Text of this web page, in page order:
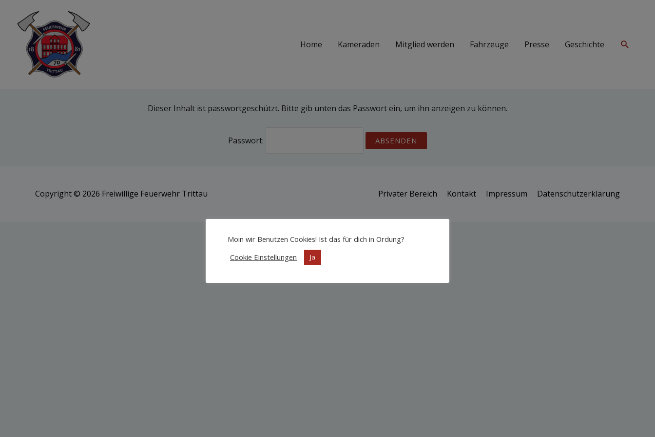
Inhalt
springen
Home
Kameraden Mitglied werden Fahrzeuge Presse Geschichte Suchen
Dieser Inhalt ist passwortgeschützt. Bitte gib unten das Passwort ein, um ihn anzeigen zu können.
Passwort:
Copyright © 2026 Freiwillige Feuerwehr Trittau Privater Bereich Kontakt Impressum Datenschutzerklärung
Moin wir Benutzen Cookies! Ist das für dich in Ordung?
Cookie Einstellungen
Ja